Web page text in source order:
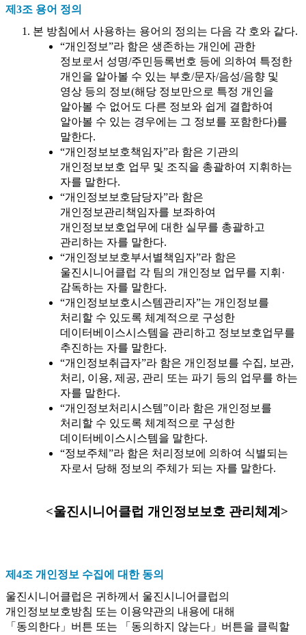
제3조 용어 정의
본 방침에서 사용하는 용어의 정의는 다음 각 호와 같다.
“개인정보”라 함은 생존하는 개인에 관한
정보로서 성명/주민등록번호 등에 의하여 특정한
개인을 알아볼 수 있는 부호/문자/음성/음향 및
영상 등의 정보(해당 정보만으로 특정 개인을
알아볼 수 없어도 다른 정보와 쉽게 결합하여
알아볼 수 있는 경우에는 그 정보를 포함한다)를
말한다.
“개인정보보호책임자”라 함은 기관의
개인정보보호 업무 및 조직을 총괄하여 지휘하는
자를 말한다.
“개인정보보호담당자”라 함은
개인정보관리책임자를 보좌하여
개인정보보호업무에 대한 실무를 총괄하고
관리하는 자를 말한다.
“개인정보보호부서별책임자”라 함은
울진시니어클럽 각 팀의 개인정보 업무를 지휘·
감독하는 자를 말한다.
“개인정보보호시스템관리자”는 개인정보를
처리할 수 있도록 체계적으로 구성한
데이터베이스시스템을 관리하고 정보보호업무를
추진하는 자를 말한다.
“개인정보취급자”라 함은 개인정보를 수집, 보관,
처리, 이용, 제공, 관리 또는 파기 등의 업무를 하는
자를 말한다.
“개인정보처리시스템”이라 함은 개인정보를
처리할 수 있도록 체계적으로 구성한
데이터베이스시스템을 말한다.
“정보주체”라 함은 처리정보에 의하여 식별되는
자로서 당해 정보의 주체가 되는 자를 말한다.
<울진시니어클럽 개인정보보호 관리체계>
제4조 개인정보 수집에 대한 동의
울진시니어클럽은 귀하께서 울진시니어클럽의
개인정보보호방침 또는 이용약관의 내용에 대해
「동의한다」버튼 또는 「동의하지 않는다」버튼을 클릭할